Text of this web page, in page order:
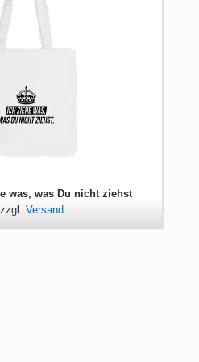
was, was Du nicht ziehst
zzgl.Versand